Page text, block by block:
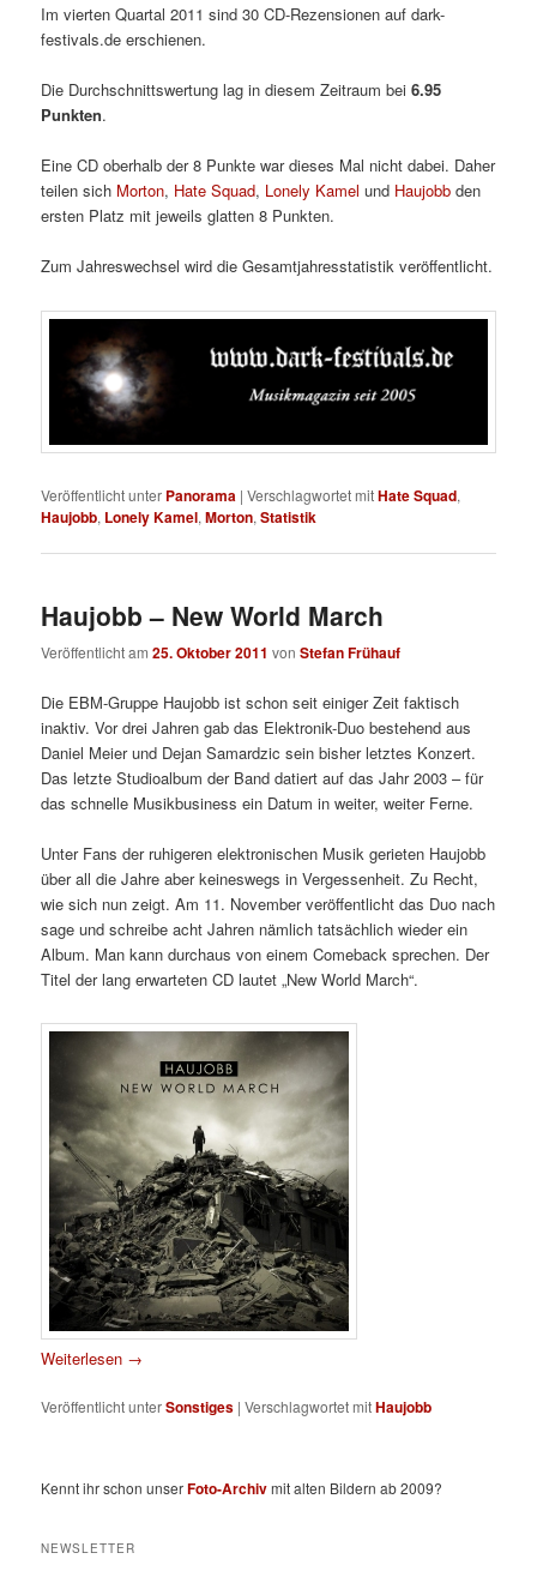
Im vierten Quartal 2011 sind 30 CD-Rezensionen auf dark-
festivals.de erschienen.
Die Durchschnittswertung lag in diesem Zeitraum bei6.95
Punkten.
Eine CD oberhalb der 8 Punkte war dieses Mal nicht dabei. Daher
teilen sich Morton, Hate Squad, Lonely Kamel und Haujobb den
ersten Platz mit jeweils glatten 8 Punkten.
Zum Jahreswechsel wird die Gesamtjahresstatistik veröffentlicht.
Veröffentlicht unter Panorama |Verschlagwortet mitHate Squad,
Haujobb, Lonely Kamel,Morton,Statistik
Haujobb – New World March
Veröffentlicht am25. Oktober 2011 vonStefan Frühauf
Die EBM-Gruppe Haujobb ist schon seit einiger Zeit faktisch
inaktiv. Vor drei Jahren gab das Elektronik-Duo bestehend aus
Daniel Meier und Dejan Samardzic sein bisher letztes Konzert.
Das letzte Studioalbum der Band datiert auf das Jahr 2003 – für
das schnelle Musikbusiness ein Datum in weiter, weiter Ferne.
Unter Fans der ruhigeren elektronischen Musik gerieten Haujobb
über all die Jahre aber keineswegs in Vergessenheit. Zu Recht,
wie sich nun zeigt. Am 11. November veröffentlicht das Duo nach
sage und schreibe acht Jahren nämlich tatsächlich wieder ein
Album. Man kann durchaus von einem Comeback sprechen. Der
Titel der lang erwarteten CD lautet „New World March“.
Weiterlesen →
Veröffentlicht unterSonstiges |Verschlagwortet mitHaujobb
Kennt ihr schon unserFoto-Archivmit alten Bildern ab 2009?
NEWSLETTER